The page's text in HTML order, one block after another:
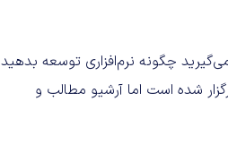
چگونه نرم‌افزاری توسعه بدهید
شده است اما آرشیو مطالب و